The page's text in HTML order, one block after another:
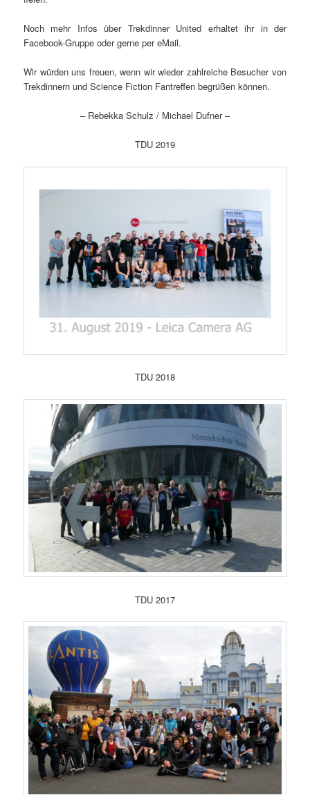
Noch mehr Infos über Trekdinner United erhaltet ihr in der
Facebook-Gruppe oder gerne per eMail.
Wir würden uns freuen, wenn wir wieder zahlreiche Besucher von
Trekdinnern und Science Fiction Fantreffen begrüßen können.
– Rebekka Schulz / Michael Dufner –
TDU 2019
TDU 2018
TDU 2017